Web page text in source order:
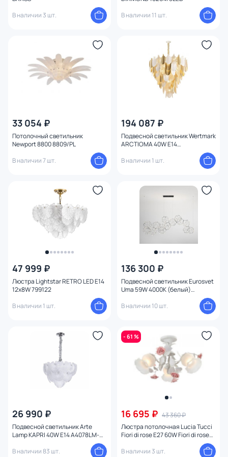
В наличии 3 шт.
В наличии 11 шт.
33 054 ₽
Потолочный светильник
Newport 8800 8809/PL
В наличии 7 шт.
194 087 ₽
Подвесной светильник Wertmark
ARCTIOMA 40W E14
В наличии 1 шт.
47 999 ₽
Люстра Lightstar RETRO LED E14
12х8W 799122
В наличии 1 шт.
136 300 ₽
Подвесной светильник Eurosvet
Uma 59W 4000К (белый)
В наличии 10 шт.
26 990 ₽
Подвесной светильник Arte
Lamp KAPRI 40W E14 A4078LM-
В наличии 83 шт.
- 61 %
16 695 ₽ 43 360 ₽
Люстра потолочная Lucia Tucci
Fiori di rose E27 60W Fiori di rose
В наличии 3 шт.